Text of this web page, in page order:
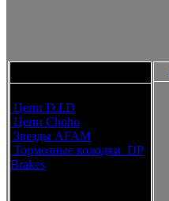
Цепи D.I.D
Цепи Choho
Звезды AFAM
Тормозные колодки DP
Brakes